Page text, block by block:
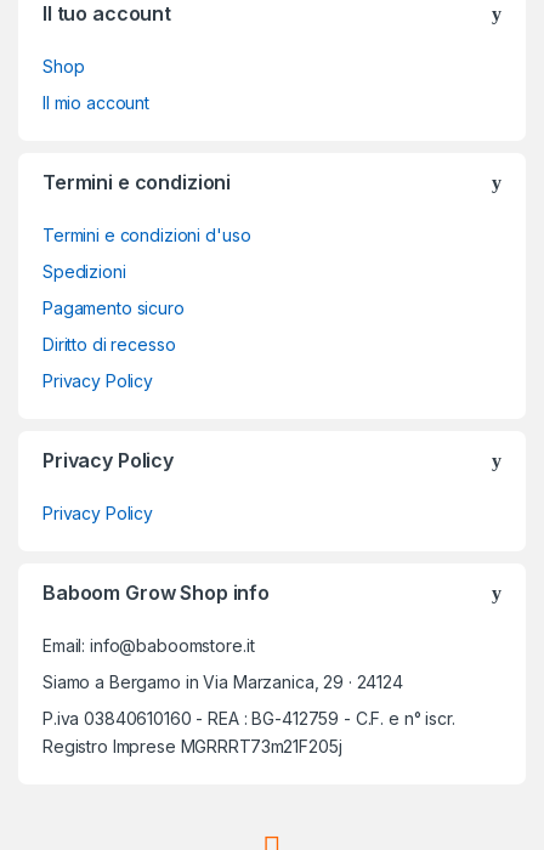
Il tuo account
Shop
Il mio account
Termini e condizioni
Termini e condizioni d'uso
Spedizioni
Pagamento sicuro
Diritto di recesso
Privacy Policy
Privacy Policy
Privacy Policy
Baboom Grow Shop info
Email: info@baboomstore.it
Siamo a Bergamo in Via Marzanica, 29 · 24124
P.iva 03840610160 - REA : BG-412759 - C.F. e n° iscr.
Registro Imprese MGRRRT73m21F205j